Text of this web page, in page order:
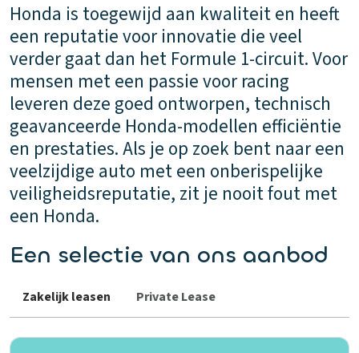
Honda is toegewijd aan kwaliteit en heeft
een reputatie voor innovatie die veel
verder gaat dan het Formule 1-circuit. Voor
mensen met een passie voor racing
leveren deze goed ontworpen, technisch
geavanceerde Honda-modellen efficiëntie
en prestaties. Als je op zoek bent naar een
veelzijdige auto met een onberispelijke
veiligheidsreputatie, zit je nooit fout met
een Honda.
Een selectie van ons aanbod
Zakelijk leasen Private Lease